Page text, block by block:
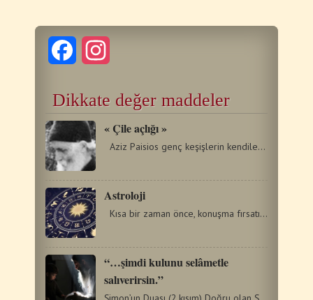
Facebook
Dikkate değer maddeler
« Çile açlığı »
Aziz Paisios genç keşişlerin kendileriyle mücadelede…
Astroloji
Kısa bir zaman önce, konuşma fırsatı yakaladığımız…
“…şimdi kulunu selâmetle
salıverirsin.”